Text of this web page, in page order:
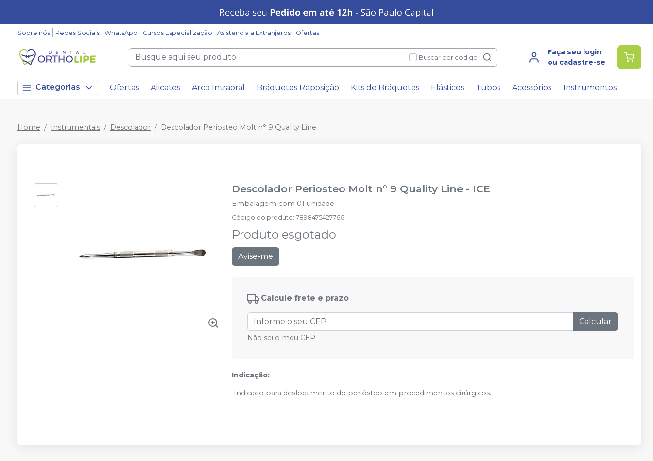
Sobre nós Redes Sociais WhatsApp Cursos Especialização Asistencia a Extranjeros Ofertas
Buscar por código
Faça seu login
ou cadastre-se
Categorias Ofertas Alicates Arco Intraoral Bráquetes Reposição Kits de Bráquetes Elásticos Tubos Acessórios Instrumentos
Home Instrumentais Descolador Descolador Periosteo Molt n° 9 Quality Line
Descolador Periosteo Molt n° 9 Quality Line - ICE
Embalagem com 01 unidade.
Código do produto:7898475427766
Produto esgotado
Avise-me
Calcule frete e prazo
Calcular
Não sei o meu CEP
Indicação:
Indicado para deslocamento do periósteo em procedimentos cirúrgicos.